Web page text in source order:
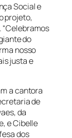
Social e
projeto,
do
nosso
justa e
a cantora
de
da
e Cibelle
dos